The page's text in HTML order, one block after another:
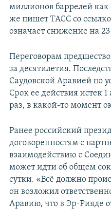
миллионов баррелей
же пишет ТАСС со
означает снижение на
Переговорам
за десятилетия.
Саудовской Аравией по
Срок ее действия истек
раз, в какой-то момент
Ранее российский
договоренностям с
взаимодействию с
может идти об общем
сутки. «Всё должно
он возложил
Аравию, что в Эр-Рияде